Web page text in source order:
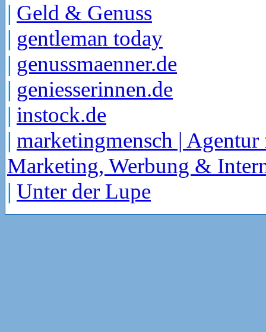
| Geld & Genuss
| gentleman today
| genussmaenner.de
| geniesserinnen.de
| instock.de
| marketingmensch | Agentur
Marketing, Werbung &
| Unter der Lupe